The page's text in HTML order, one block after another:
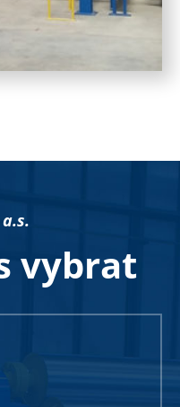
a.s.
vybrat